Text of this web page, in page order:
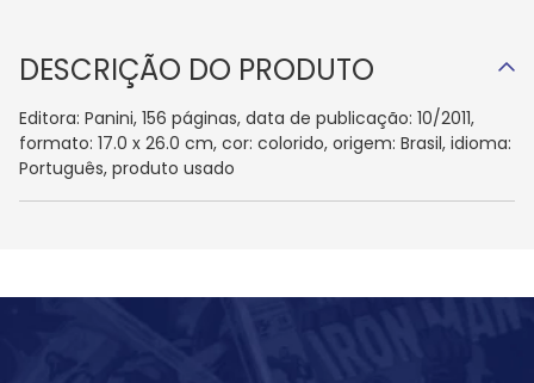
DESCRIÇÃO DO PRODUTO
Editora: Panini, 156 páginas, data de publicação: 10/2011,
formato: 17.0 x 26.0 cm, cor: colorido, origem: Brasil, idioma:
Português, produto usado